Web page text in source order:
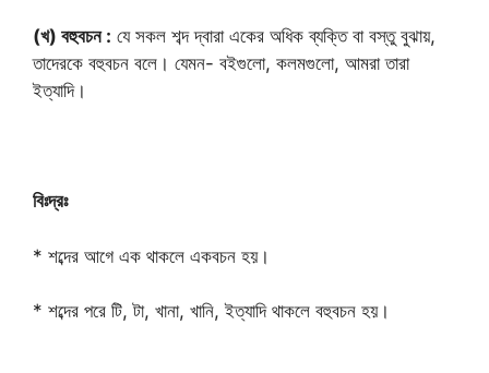
(খ) বহুবচন : যে সকল শব্দ দ্বারা একের অধিক ব্যক্তি বা বস্তু বুঝায়,
তাদেরকে বহুবচন বলে। যেমন- বইগুলো, কলমগুলো, আমরা তারা
ইত্যাদি।
বিঃদ্রঃ
* শব্দের আগে এক থাকলে একবচন হয়।
* শব্দের পরে টি, টা, খানা, খানি, ইত্যাদি থাকলে বহুবচন হয়।